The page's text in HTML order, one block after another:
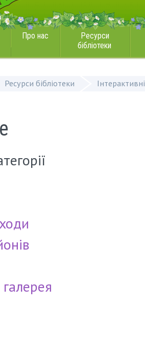
Про нас
Ресурси
бібліотеки
Ресурси бібліотеки